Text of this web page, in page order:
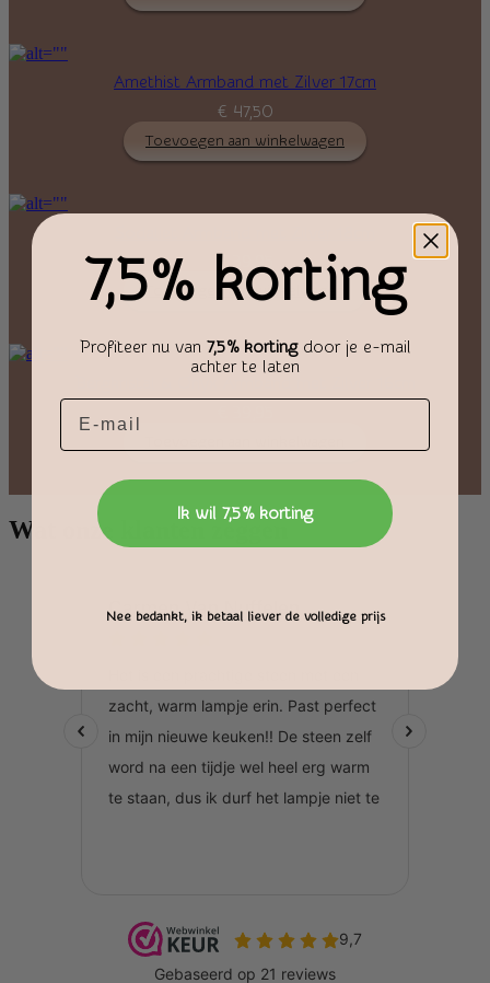
Amethist Armband met Zilver 17cm
€ 47,50
Toevoegen aan winkelwagen
€ 39,95
Toevoegen aan winkelwagen
Wat onze klanten zeggen
7,5% korting
Profiteer nu van 7,5% kortingdoor je e-mail
achter te laten
Email
Ik wil 7,5% korting
Nee bedankt, ik betaal liever de volledige prijs